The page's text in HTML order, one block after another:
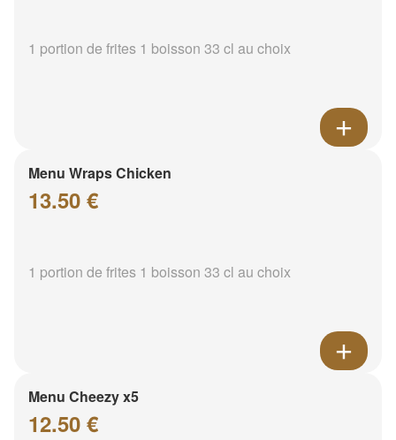
1 portion de frites 1 boisson 33 cl au choix
Menu Wraps Chicken
13.50 €
1 portion de frites 1 boisson 33 cl au choix
Menu Cheezy x5
12.50 €